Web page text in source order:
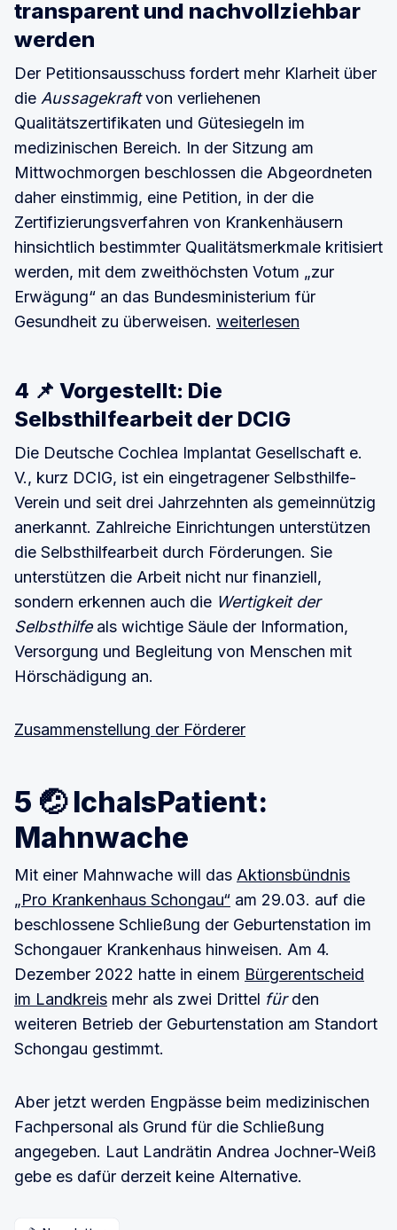
transparent und nachvollziehbar
werden
Der Petitionsausschuss fordert mehr Klarheit über
die Aussagekraftvon verliehenen
Qualitätszertifikaten und Gütesiegeln im
medizinischen Bereich. In der Sitzung am
Mittwochmorgen beschlossen die Abgeordneten
daher einstimmig, eine Petition, in der die
Zertifizierungsverfahren von Krankenhäusern
hinsichtlich bestimmter Qualitätsmerkmale kritisiert
werden, mit dem zweithöchsten Votum „zur
Erwägung“ an das Bundesministerium für
Gesundheit zu überweisen. weiterlesen
4 📌 Vorgestellt: Die
Selbsthilfearbeit der DCIG
Die Deutsche Cochlea Implantat Gesellschaft e.
V., kurz DCIG, ist ein eingetragener Selbsthilfe-
Verein und seit drei Jahrzehnten als gemeinnützig
anerkannt. Zahlreiche Einrichtungen unterstützen
die Selbsthilfearbeit durch Förderungen. Sie
unterstützen die Arbeit nicht nur finanziell,
sondern erkennen auch die Wertigkeit der
Selbsthilfeals wichtige Säule der Information,
Versorgung und Begleitung von Menschen mit
Hörschädigung an.
Zusammenstellung der Förderer
5 🤕 IchalsPatient:
Mahnwache
Mit einer Mahnwache will das Aktionsbündnis
„Pro Krankenhaus Schongau“ am 29.03. auf die
beschlossene Schließung der Geburtenstation im
Schongauer Krankenhaus hinweisen. Am 4.
Dezember 2022 hatte in einem Bürgerentscheid
im Landkreis mehr als zwei Drittel fürden
weiteren Betrieb der Geburtenstation am Standort
Schongau gestimmt.
Aber jetzt werden Engpässe beim medizinischen
Fachpersonal als Grund für die Schließung
angegeben. Laut Landrätin Andrea Jochner-Weiß
gebe es dafür derzeit keine Alternative.